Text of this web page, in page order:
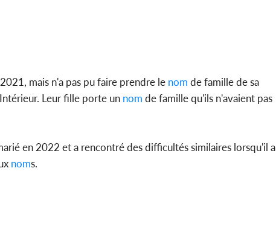
mais n'a pas pu faire prendre le nom de famille de sa
Leur fille porte un nom de famille qu'ils n'avaient pas
en 2022 et a rencontré des difficultés similaires lorsqu'il a
noms.